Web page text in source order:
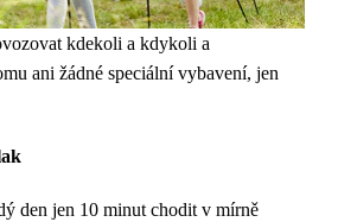
kdekoli a kdykoli a
ani žádné speciální vybavení, jen
den jen 10 minut chodit v mírně